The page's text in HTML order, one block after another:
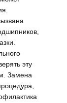
эту
Замена